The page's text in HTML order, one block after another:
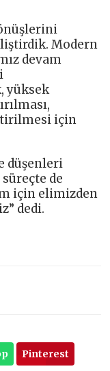
Modern
devam
yüksek
için
düşenleri
de
için elimizden
dedi.
Pinterest